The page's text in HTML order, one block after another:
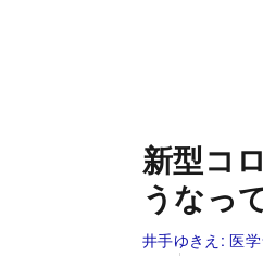
新型コ
うなっ
井手ゆきえ:医